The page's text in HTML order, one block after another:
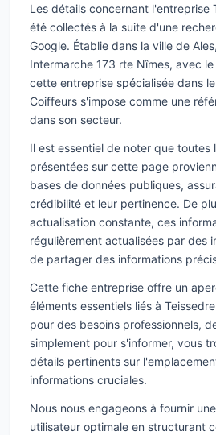
Les détails concernant l'entreprise
été collectés à la suite d'une
Google. Établie dans la ville de
Intermarche 173 rte Nîmes, avec
cette entreprise spécialisée dans
Coiffeurs s'impose comme une
dans son secteur.
Il est essentiel de noter que toutes
présentées sur cette page
bases de données publiques,
crédibilité et leur pertinence. De
actualisation constante, ces
régulièrement actualisées par des
de partager des informations
Cette fiche entreprise offre un
éléments essentiels liés à
pour des besoins professionnels,
simplement pour s'informer, vous
détails pertinents sur
informations cruciales.
Nous nous engageons à fournir
utilisateur optimale en structurant